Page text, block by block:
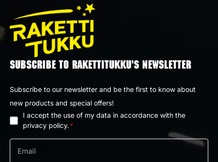
SUBSCRIBE TO RAKETTITUKKU'S NEWSLETTER
Subscribe to our newsletter and be the first to know about
new products and special offers!
Privacy
policy
I accept the use of my data in accordance with the
privacy policy. *
Email